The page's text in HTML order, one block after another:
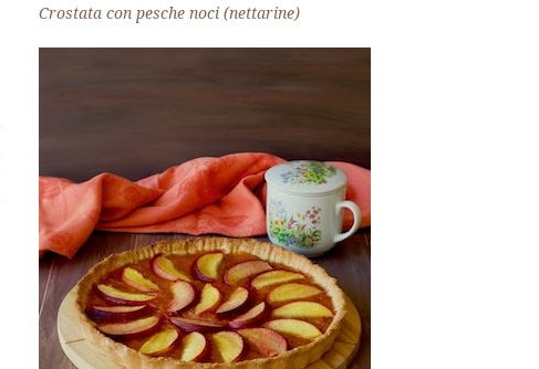
Crostata con pesche noci (nettarine)